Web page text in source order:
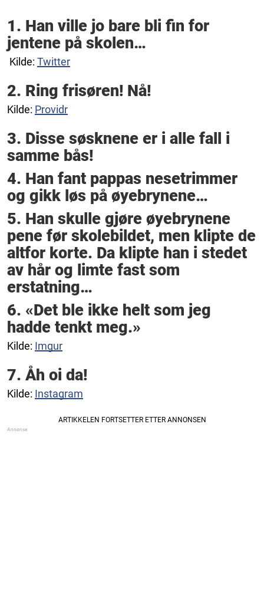
1. Han ville jo bare bli fin for
jentene på skolen…
Kilde: Twitter
2. Ring frisøren! Nå!
Kilde: Providr
3. Disse søsknene er i alle fall i
samme bås!
4. Han fant pappas nesetrimmer
og gikk løs på øyebrynene…
5. Han skulle gjøre øyebrynene
pene før skolebildet, men klipte de
altfor korte. Da klipte han i stedet
av hår og limte fast som
erstatning…
6. «Det ble ikke helt som jeg
hadde tenkt meg.»
Kilde: Imgur
7. Åh oi da!
Kilde: Instagram